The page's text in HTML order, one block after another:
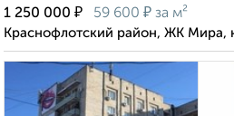
1 250 000 ₽ 59 600 ₽ за м²
Краснофлотский район, ЖК Мира,